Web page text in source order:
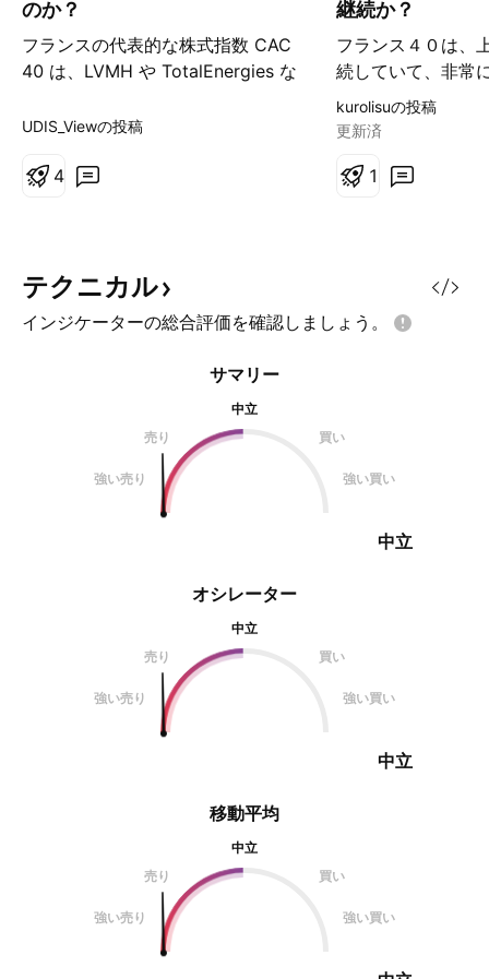
のか？
フランスの代表的な株式指数 CAC
40 は、LVMH や TotalEnergies な
同国の経済力を示している。これら
展開しており、国内の課題を乗り越
んでいる。フランス経済は、長期的
直面しており、CAC 40 の好調さが
の要因ともなっている。 フランス
は、経済の安定を脅かす複数の国内
要因を抱えている。平均年齢 40 歳
という先進国の中でも高い水準の高
齢化により、労働
ト
UDIS_Viewの投稿
4
継続か？
フランス４０は、
続していて、非常
ます。 ECBで追加
り込む形で、とに
は、上昇トレンド
動くとすれば、６
kurolisuの投稿
更新済
1
テクニカル
インジケーターの総合評価を確認しましょう。
オシレーター
中立
売り
買い
強い売り 強い買い
中立
サマリー
中立
売り
買い
強い売り 強い買い
中立
移動平均
中立
売り
買い
強い売り 強い買い